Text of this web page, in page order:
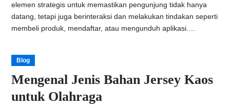
elemen strategis untuk memastikan pengunjung tidak hanya
datang, tetapi juga berinteraksi dan melakukan tindakan seperti
membeli produk, mendaftar, atau mengunduh aplikasi.…
Blog
Mengenal Jenis Bahan Jersey Kaos
untuk Olahraga